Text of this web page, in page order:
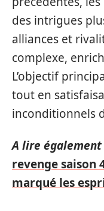
des intrigues
alliances et
complexe,
L’objectif
tout en
inconditionnels
A lire également
revenge saison
marqué les